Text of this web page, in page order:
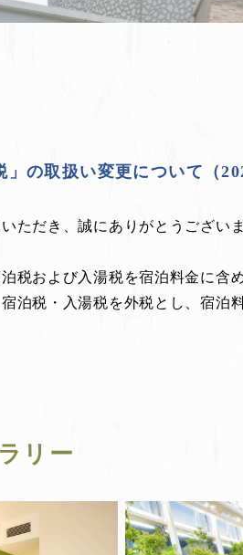
」の取扱い変更について（
ただき、誠にありがとうございま
税および入湯税を宿泊料金に含
宿泊税・入湯税を外税とし、宿泊
リー